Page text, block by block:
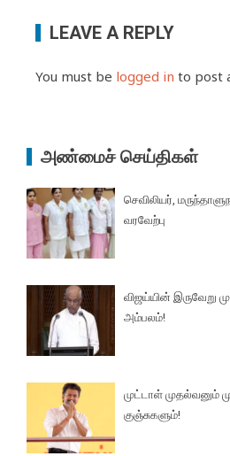
LEAVE A REPLY
You must be logged in to post
அண்மைச் செய்திகள்
செவிலியர்,
வரவேற்பு
விஜய்யின் இருவேறு
அம்பலம்!
முட்டாள் முதல்வனும்
குஞ்சுகளும்!